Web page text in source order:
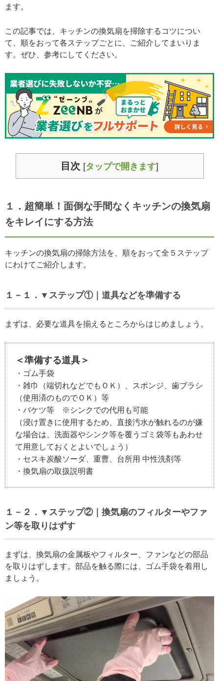
ます。
この記事では、キッチンの換気扇を掃除するコツについ
て、順をおって各ステップごとに、ご紹介してまいりま
す。ぜひ、参考にしてください。
目次 [タップで開きます]
１．超簡単！面倒な手間なくキッチンの換気扇
をキレイにする方法
キッチンの換気扇の掃除方法を、順をおって全５ステップ
にわけてご紹介します。
１－１．▼ステップ①｜道具などを準備する
まずは、必要な道具を揃えるところからはじめましょう。
＜準備する道具＞
・ゴム手袋
・雑巾（端切れなどでもＯＫ）、スポンジ、歯ブラシ
（使用済のものでＯＫ）等
・バケツ等 ※シンクでの代用も可能
（浸け置きに使用するため、直接汚水が触れるのが嫌
な場合は、洗面器やシンク等を覆うゴミ袋等もあわせ
て用意しておくとよいでしょう）
・セスキ炭酸ソーダ、重曹、台所用 中性洗剤等
・換気扇の取扱説明書
１－２．▼ステップ②｜換気扇のフィルターやファ
ン等を取りはずす
まずは、換気扇の金属板やフィルター、ファンなどの部品
を取りはずします。部品を触る際には、ゴム手袋を着用し
ましょう。